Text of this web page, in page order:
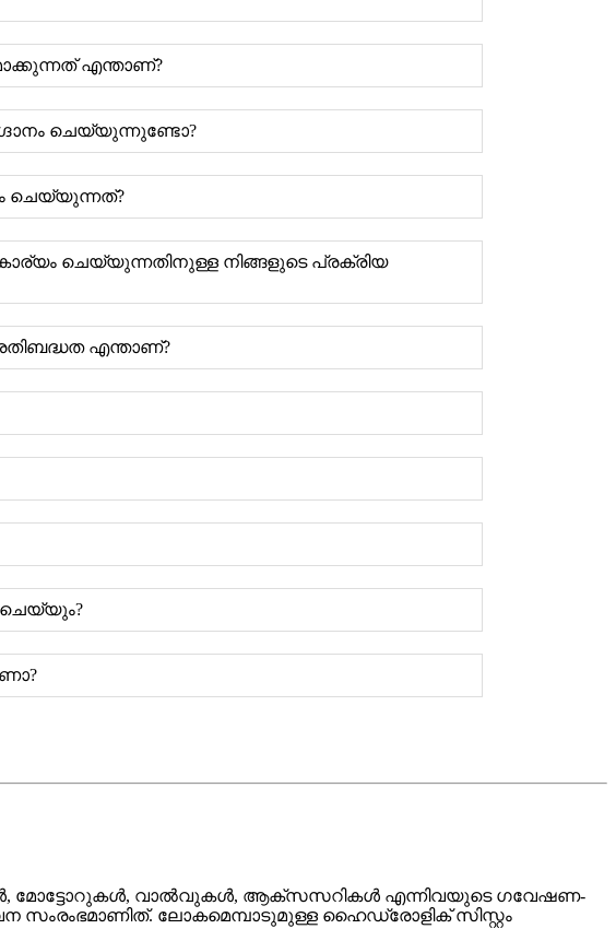
എന്താണ്?
ചെയ്യുന്നുണ്ടോ?
ചെയ്യുന്നത്?
ചെയ്യുന്നതിനുള്ള നിങ്ങളുടെ പ്രക്രിയ
എന്താണ്?
ചെയ്യും?
മോട്ടോറുകൾ, വാൽവുകൾ, ആക്‌സസറികൾ എന്നിവയുടെ ഗവേഷണ-
സംരംഭമാണിത്. ലോകമെമ്പാടുമുള്ള ഹൈഡ്രോളിക് സിസ്റ്റം